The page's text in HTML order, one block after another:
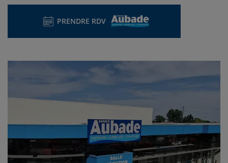
PRENDRE RDV